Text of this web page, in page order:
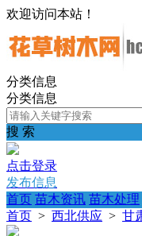
欢迎访问本站！
分类信息
分类信息
搜 索
点击登录
发布信息
首页 苗木资讯 苗木处理
首页 > 西北供应 > 甘